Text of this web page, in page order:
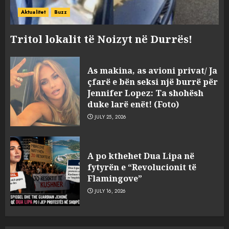
Aktualitet Buzz
Tritol lokalit të Noizyt në Durrës!
As makina, as avioni privat/ Ja
çfarë e bën seksi një burrë për
Jennifer Lopez: Ta shohësh
duke larë enët! (Foto)
JULY 25, 2026
A po kthehet Dua Lipa në
fytyrën e “Revolucionit të
Flamingove”
JULY 16, 2026
3
burgosur përfundojnë në
spital! (Emrat)
AUGUST 8, 2026